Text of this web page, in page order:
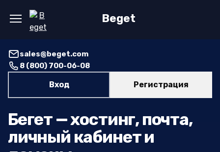
содержанию
Beget
sales@beget.com
8 (800) 700-06-08
Вход Регистрация
Бегет — хостинг, почта,
личный кабинет и